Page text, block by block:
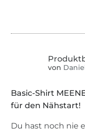
von
Basic-Shirt
für den Nähstart!
Du hast noch nie